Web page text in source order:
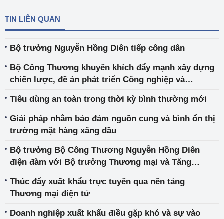
TIN LIÊN QUAN
Bộ trưởng Nguyễn Hồng Diên tiếp công dân
Bộ Công Thương khuyến khích đẩy mạnh xây dựng
chiến lược, đề án phát triển Công nghiệp và
Tiêu dùng an toàn trong thời kỳ bình thường mới
Giải pháp nhằm bảo đảm nguồn cung và bình ổn thị
trường mặt hàng xăng dầu
Bộ trưởng Bộ Công Thương Nguyễn Hồng Diên
điện đàm với Bộ trưởng Thương mại và Tăng
Thúc đẩy xuất khẩu trực tuyến qua nền tảng
Thương mại điện tử
Doanh nghiệp xuất khẩu điều gặp khó và sự vào